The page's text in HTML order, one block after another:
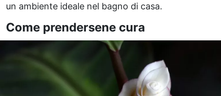
un ambiente ideale nel bagno di casa.
Come prendersene cura